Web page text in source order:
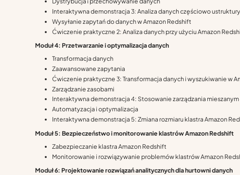
Interaktywna demonstracja 3: Analiza danych częściowo
Wysyłanie zapytań do danych w Amazon Redshift
Ćwiczenie praktyczne 2: Analiza danych przy użyciu Amazon
Moduł 4: Przetwarzanie i optymalizacja danych
Transformacja danych
Zaawansowane zapytania
Ćwiczenie praktyczne 3: Transformacja danych i wyszukiwanie w
Zarządzanie zasobami
Interaktywna demonstracja 4: Stosowanie zarządzania
Automatyzacja i optymalizacja
Interaktywna demonstracja 5: Zmiana rozmiaru klastra Amazon
Moduł 5: Bezpieczeństwo i monitorowanie klastrów Amazon Redshift
Zabezpieczanie klastra Amazon Redshift
Monitorowanie i rozwiązywanie problemów klastrów Amazon
Moduł 6: Projektowanie rozwiązań analitycznych dla hurtowni danych